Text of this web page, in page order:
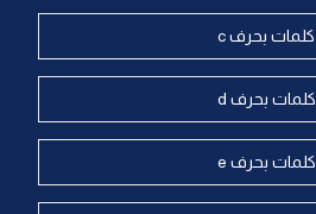
كلمات بحرف c
كلمات بحرف d
كلمات بحرف e